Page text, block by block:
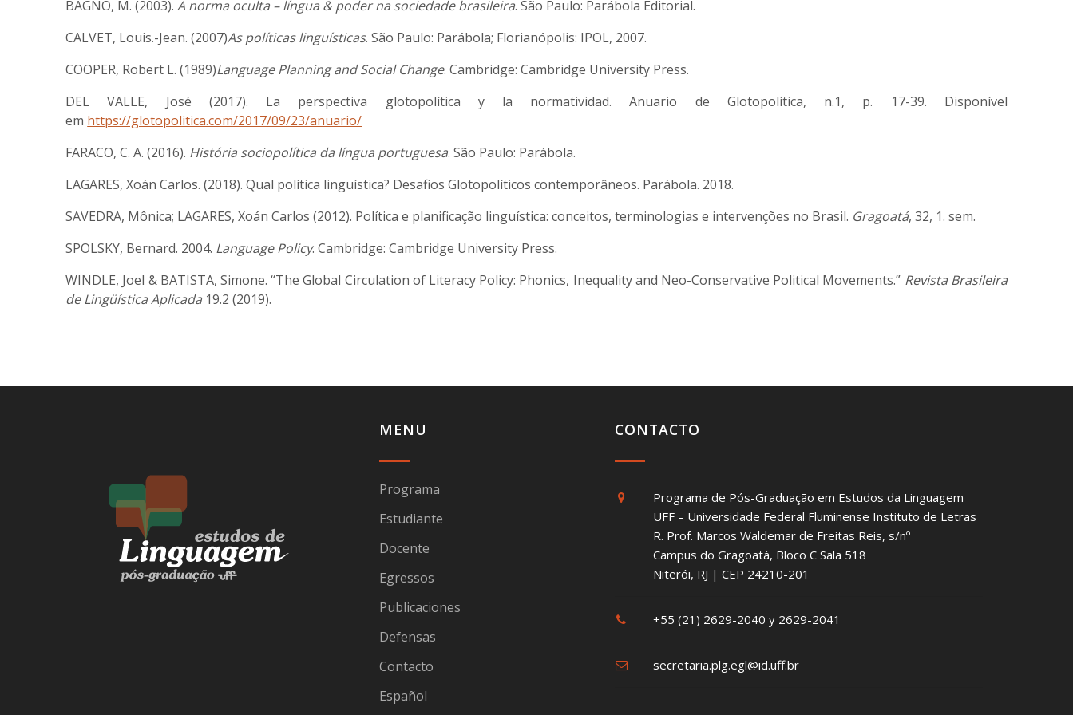
BAGNO, M. (2003).A norma oculta – língua & poder na sociedade brasileira. São Paulo: Parábola Editorial.
CALVET, Louis.-Jean. (2007)As políticas linguísticas. São Paulo: Parábola; Florianópolis: IPOL, 2007.
COOPER, Robert L. (1989)Language Planning and Social Change. Cambridge: Cambridge University Press.
DEL VALLE, José (2017). La perspectiva glotopolítica y la normatividad. Anuario de Glotopolítica, n.1, p. 17-39. Disponível
em https://glotopolitica.com/2017/09/23/anuario/
FARACO, C. A. (2016). História sociopolítica da língua portuguesa. São Paulo: Parábola.
LAGARES, Xoán Carlos. (2018). Qual política linguística? Desafios Glotopolíticos contemporâneos. Parábola. 2018.
SAVEDRA, Mônica; LAGARES, Xoán Carlos (2012). Política e planificação linguística: conceitos, terminologias e intervenções no Brasil. Gragoatá, 32, 1. sem.
SPOLSKY, Bernard. 2004. Language Policy. Cambridge: Cambridge University Press.
WINDLE, Joel & BATISTA, Simone. “The Global Circulation of Literacy Policy: Phonics, Inequality and Neo-Conservative Political Movements.” Revista Brasileira
de Lingüística Aplicada 19.2 (2019).
MENU
Programa
Estudiante
Docente
Egressos
Publicaciones
Defensas
Contacto
Español
CONTACTO
Programa de Pós-Graduação em Estudos da Linguagem
UFF – Universidade Federal Fluminense Instituto de Letras
R. Prof. Marcos Waldemar de Freitas Reis, s/nº
Campus do Gragoatá, Bloco C Sala 518
Niterói, RJ | CEP 24210-201
+55 (21) 2629-2040 y 2629-2041
secretaria.plg.egl@id.uff.br